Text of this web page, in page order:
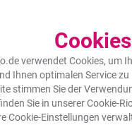
Cookies
verwendet Cookies, um
Ihnen optimalen Service
stimmen Sie der
Sie in unsererCookie-
Cookie-Einstellungen